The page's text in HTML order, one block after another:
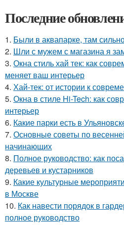
Последние
1. Были в аквапарке, там
2. Шли с мужем с магазина я
3. Окна стиль хай тек: как
меняет ваш интерьер
4. Хай-тек: от истории к
5. Окна в стиле Hi-Tech: как
интерьер
6. Какие парки есть в
7. Основные советы по
начинающих
8. Полное руководство: как
деревьев и кустарников
9. Какие культурные
в Москве
10. Как навести порядок в
полное руководство